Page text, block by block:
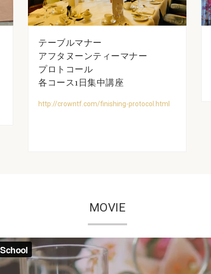
テーブルマナー
アフタヌーンティーマナー
プロトコール
各コース1日集中講座
http://crowntf.com/finishing-protocol.html
MOVIE